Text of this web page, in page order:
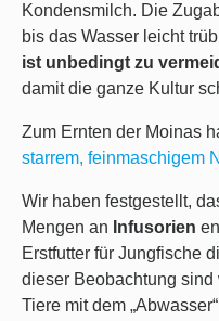
Kondensmilch. Die
bis das Wasser leicht
ist unbedingt zu
damit die ganze Kultur
Zum Ernten der Moinas
starrem, feinmaschigem
Wir haben festgestellt,
Mengen an Infusorien
Erstfutter für Jungfische
dieser Beobachtung
Tiere mit dem